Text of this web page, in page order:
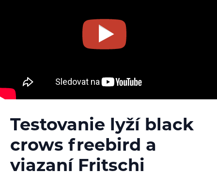
Testovanie lyží black
crows freebird a
viazaní Fritschi